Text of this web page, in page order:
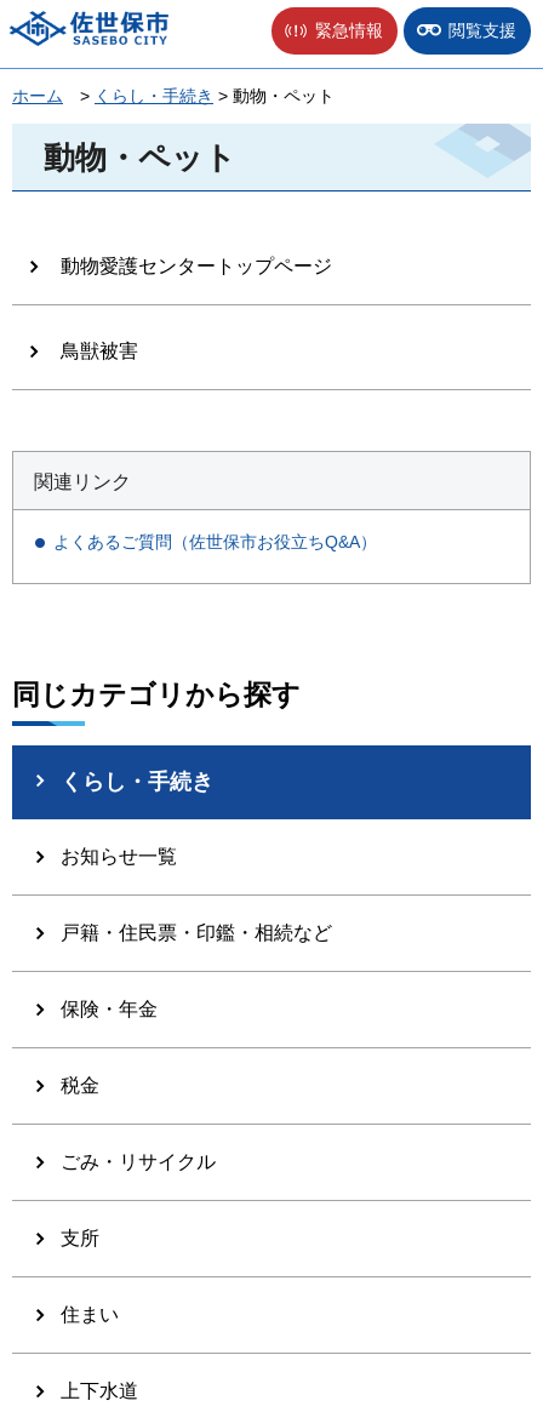
佐世保市 緊急情報 閲覧支援
ホーム > くらし・手続き > 動物・ペット
動物・ペット
動物愛護センタートップページ
鳥獣被害
関連リンク
よくあるご質問（佐世保市お役立ちQ&A）
同じカテゴリから探す
くらし・手続き
お知らせ一覧
戸籍・住民票・印鑑・相続など
保険・年金
税金
ごみ・リサイクル
支所
住まい
上下水道